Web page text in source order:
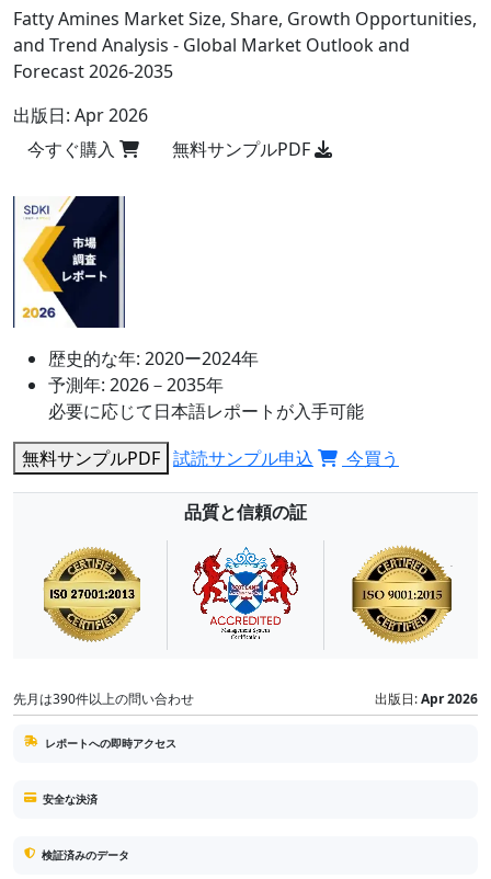
Fatty Amines Market Size, Share, Growth Opportunities,
and Trend Analysis - Global Market Outlook and
Forecast 2026-2035
出版日: Apr 2026
今すぐ購入
無料サンプルPDF
歴史的な年: 2020ー2024年
予測年: 2026－2035年
必要に応じて日本語レポートが入手可能
無料サンプルPDF 試読サンプル申込 今買う
品質と信頼の証
先月は390件以上の問い合わせ 出版日:Apr 2026
レポートへの即時アクセス
安全な決済
検証済みのデータ